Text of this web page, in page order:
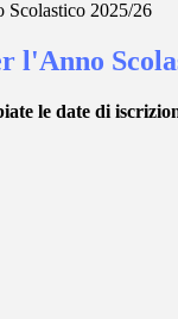
2025/26
l'Anno
le date di